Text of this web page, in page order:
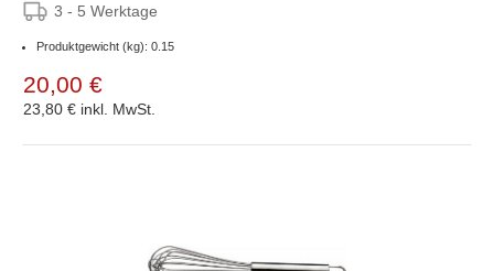
3 - 5 Werktage
Produktgewicht (kg): 0.15
20,00 €
23,80 € inkl. MwSt.